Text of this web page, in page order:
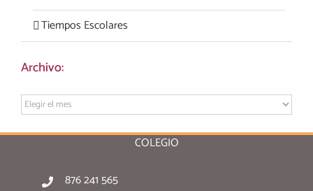
Tiempos Escolares
Archivo:
Archivo:
COLEGIO
876 241 565